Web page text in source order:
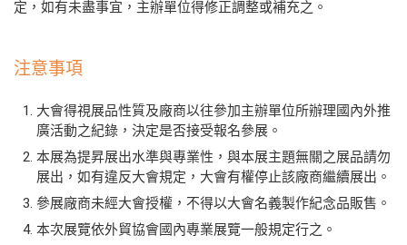
定，如有未盡事宜，主辦單位得修正調整或補充之。
注意事項
大會得視展品性質及廠商以往參加主辦單位所辦理國內外推
廣活動之紀錄，決定是否接受報名參展。
本展為提昇展出水準與專業性，與本展主題無關之展品請勿
展出，如有違反大會規定，大會有權停止該廠商繼續展出。
參展廠商未經大會授權，不得以大會名義製作紀念品販售。
本次展覽依外貿協會國內專業展覽一般規定行之。